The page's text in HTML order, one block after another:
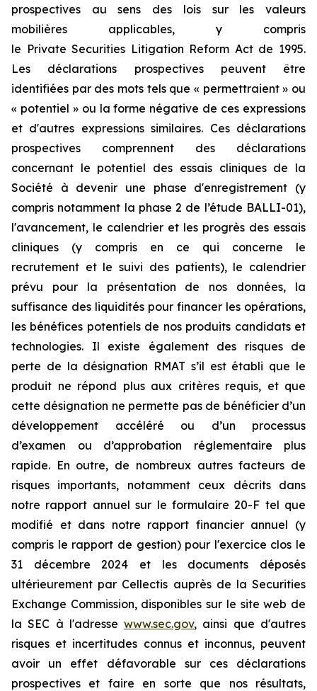
prospectives au sens des lois sur les valeurs
mobilières applicables, y compris
le Private Securities Litigation Reform Actde 1995.
Les déclarations prospectives peuvent être
identifiées par des mots tels que « permettraient » ou
« potentiel » ou la forme négative de ces expressions
et d'autres expressions similaires. Ces déclarations
prospectives comprennent des déclarations
concernant le potentiel des essais cliniques de la
Société à devenir une phase d'enregistrement (y
compris notamment la phase 2 de l’étude BALLI-01),
l'avancement, le calendrier et les progrès des essais
cliniques (y compris en ce qui concerne le
recrutement et le suivi des patients), le calendrier
prévu pour la présentation de nos données, la
suffisance des liquidités pour financer les opérations,
les bénéfices potentiels de nos produits candidats et
technologies. Il existe également des risques de
perte de la désignation RMAT s’il est établi que le
produit ne répond plus aux critères requis, et que
cette désignation ne permette pas de bénéficier d’un
développement accéléré ou d’un processus
d’examen ou d’approbation réglementaire plus
rapide. En outre, de nombreux autres facteurs de
risques importants, notamment ceux décrits dans
notre rapport annuel sur le formulaire 20-F tel que
modifié et dans notre rapport financier annuel (y
compris le rapport de gestion) pour l'exercice clos le
31 décembre 2024 et les documents déposés
ultérieurement par Cellectis auprès de la Securities
Exchange Commission, disponibles sur le site web de
la SEC à l'adressewww.sec.gov, ainsi que d'autres
risques et incertitudes connus et inconnus, peuvent
avoir un effet défavorable sur ces déclarations
prospectives et faire en sorte que nos résultats,